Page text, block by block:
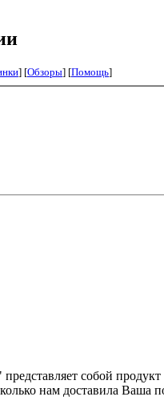
] [Обзоры] [Помощь]
собой
нам доставила Ваша